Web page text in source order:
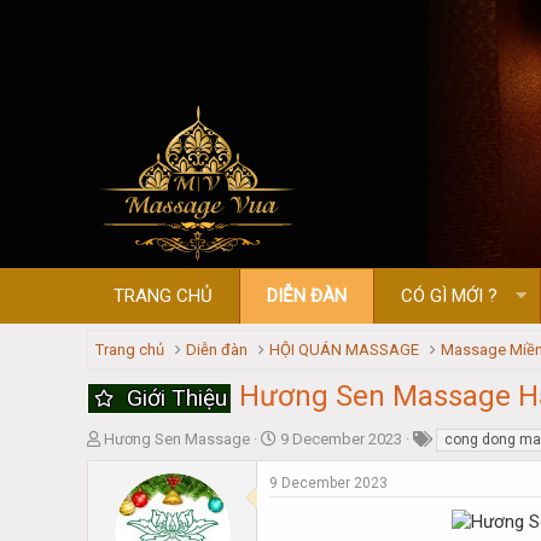
TRANG CHỦ DIỄN ĐÀN CÓ GÌ MỚI ?
Trang chủ Diễn đàn HỘI QUÁN MASSAGE Massage
Giới Thiệu Hương Sen Massage
T
Hương Sen Massage
S
t
a
9 December 2023 cong dong
9 December 2023